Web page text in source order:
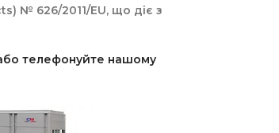
№ 626/2011/EU, що діє з
телефонуйте нашому